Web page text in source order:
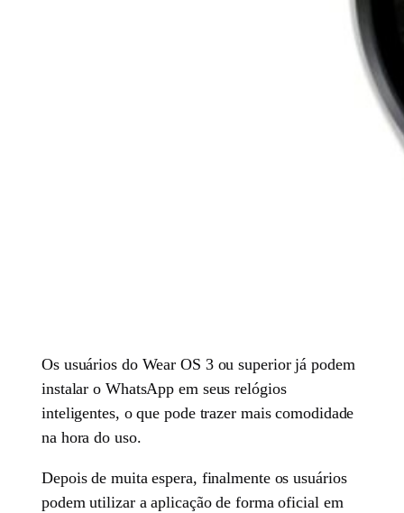
Os usuários do Wear OS 3 ou superior já podem
instalar o WhatsApp em seus relógios
inteligentes, o que pode trazer mais comodidade
na hora do uso.
Depois de muita espera, finalmente os usuários
podem utilizar a aplicação de forma oficial em